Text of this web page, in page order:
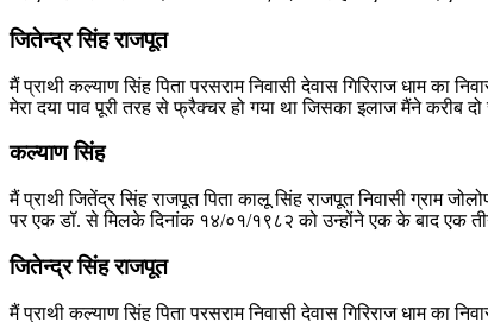
जितेन्द्र सिंह राजपूत
मैं प्राथी कल्याण सिंह पिता परसराम निवासी देवास गिरिराज धाम का
मेरा दया पाव पूरी तरह से फ्रैक्चर हो गया था जिसका इलाज मैंने करीब
कल्याण सिंह
मैं प्राथी जितेंद्र सिंह राजपूत पिता कालू सिंह राजपूत निवासी ग्राम
पर एक डॉ. से मिलके दिनांक १४/०१/१९८२ को उन्होंने एक के बाद एक
जितेन्द्र सिंह राजपूत
मैं प्राथी कल्याण सिंह पिता परसराम निवासी देवास गिरिराज धाम का